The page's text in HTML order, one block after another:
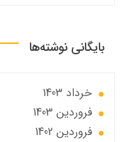
بایگانی نوشته‌ها
خرداد 1403
فروردین 1403
فروردین 1402